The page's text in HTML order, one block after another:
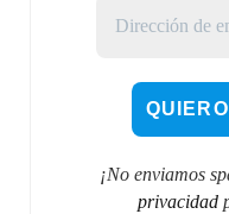
¡No enviamos
privacidad